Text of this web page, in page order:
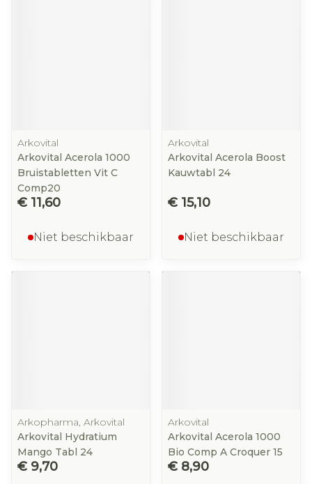
Arkovital
Arkovital Acerola 1000
Bruistabletten Vit C
Comp20
€ 11,60
Niet beschikbaar
Arkovital
Arkovital Acerola Boost
Kauwtabl 24
€ 15,10
Niet beschikbaar
Arkopharma, Arkovital
Arkovital Hydratium
Mango Tabl 24
€ 9,70
Arkovital
Arkovital Acerola 1000
Bio Comp A Croquer 15
€ 8,90